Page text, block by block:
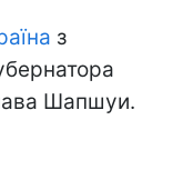
з
Шапшуи.